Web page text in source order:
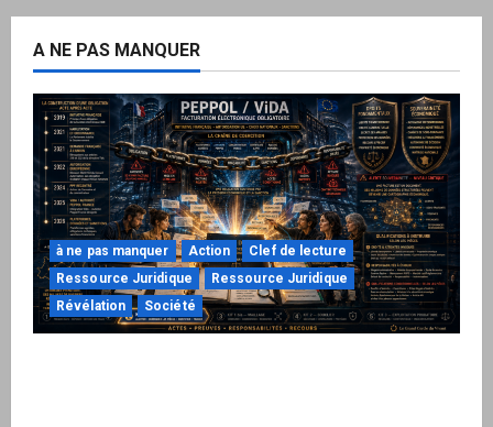
A NE PAS MANQUER
à ne pas manquer Action
Clef de lecture
Ressource Juridique
Ressource Juridique
Révélation
Société